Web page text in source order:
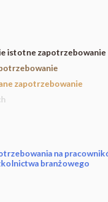
istotne zapotrzebowanie
zapotrzebowanie
na
branżowego